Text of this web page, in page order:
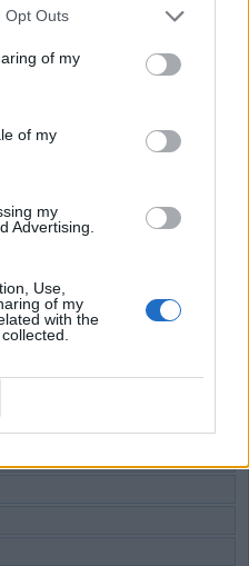
Opt Outs
of my
of my
my
Advertising.
Use,
of my
with the
podle čísla úrovně, ale
podle písmen.